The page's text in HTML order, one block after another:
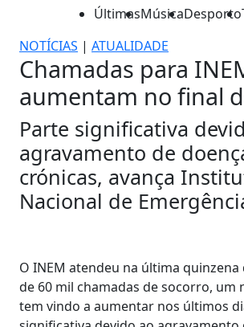
ÚltimasMúsicaDesporto
NOTÍCIAS | ATUALIDADE
Chamadas para
aumentam no final
Parte significativa
agravamento de
crónicas, avança
Nacional de
O INEM atendeu na última quinzena
de 60 mil chamadas de socorro, um
tem vindo a aumentar nos últimos